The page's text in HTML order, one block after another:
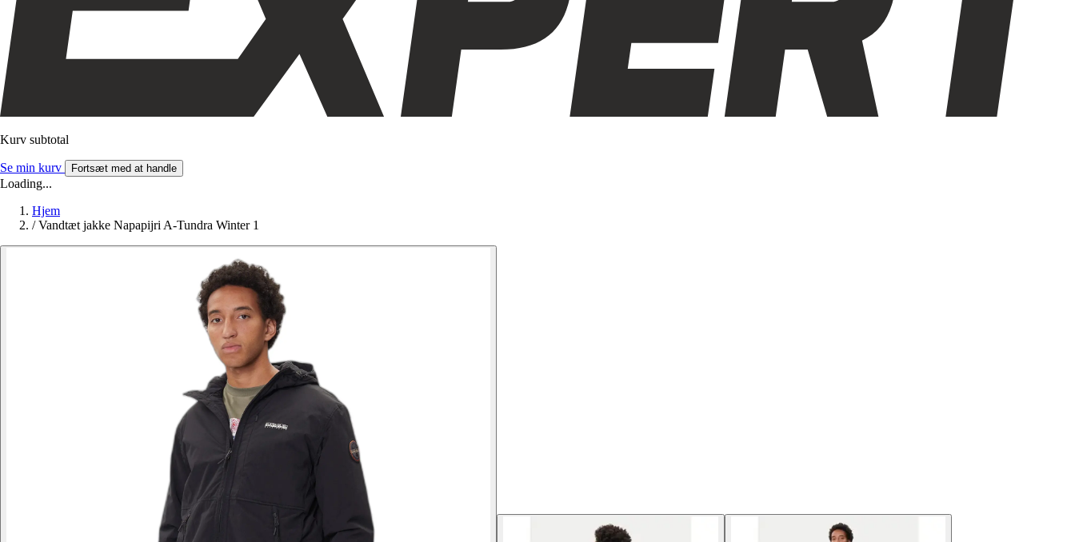
Kurv subtotal
Se min kurv Fortsæt med at handle
Loading...
Hjem
/ Vandtæt jakke Napapijri A-Tundra Winter 1